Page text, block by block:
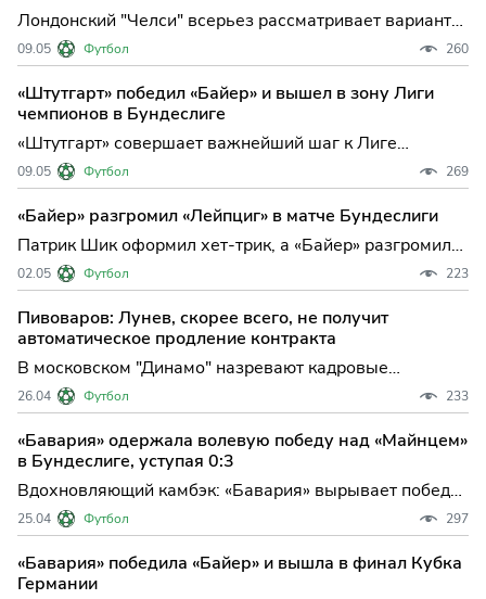
финальной стадии
Лондонский "Челси" всерьез рассматривает вариант
приглашения Хаби Алонсо на пост главного тренера
— испанский специалист уже провел переговоры с
представителями клуба и выразил готовность
возглавить команду на долгосрочной основе. Эта
новость, опубли
09.05 Футбол 260
«Штутгарт» победил «Байер» и вышел в зону Лиги
чемпионов в Бундеслиге
«Штутгарт» совершает важнейший шаг к Лиге
чемпионов, обыграв «Байер» в принципиальном матче
33-го тура Бундеслиги В одном из ключевых
противостояний предпоследнего тура чемпионата
Германии «Штутгарт» на своем поле одержал
убедительную победу над л
09.05 Футбол 269
«Байер» разгромил «Лейпциг» в матче Бундеслиги
Патрик Шик оформил хет-трик, а «Байер» разгромил
«Лейпциг» в ключевом матче Бундеслиги В
Леверкузене состоялось яркое противостояние,
которое может серьезно повлиять на распределение
мест в верхней части турнирной таблицы чемпионата
Германии. «Бай
02.05 Футбол 223
Пивоваров: Лунев, скорее всего, не получит
автоматическое продление контракта
В московском "Динамо" назревают кадровые
перемены: судьба дальнейшего пребывания опытного
голкипера Андрея Лунева в клубе оказалась под
вопросом. Генеральный директор "бело-голубых"
Павел Пивоваров заявил, что шансы на
автоматическое продление контра
26.04 Футбол 233
«Бавария» одержала волевую победу над «Майнцем»
в Бундеслиге, уступая 0:3
Вдохновляющий камбэк: «Бавария» вырывает победу
у «Майнца» и укрепляет чемпионский статус В одном
из самых драматичных матчей 31-го тура Бундеслиги
мюнхенская «Бавария» на выезде сумела переломить
ход встречи с «Майнцем» и одержала волевую победу
25.04 Футбол 297
«Бавария» победила «Байер» и вышла в финал Кубка
Германии